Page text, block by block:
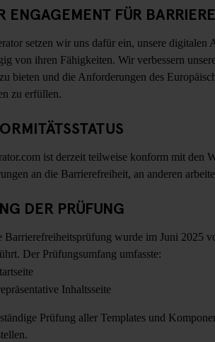
ENGAGEMENT FÜR
setzen wir uns dafür ein, unsere
von ihren Fähigkeiten. Wir verbessern
bieten und die Anforderungen des
zu erfüllen.
ist derzeit teilweise konform mit
an die Barrierefreiheit, an anderen
DER PRÜFUNG
Barrierefreiheitsprüfung wurde im Juni 2025
Der Prüfungsumfang umfasste:
Inhaltsseite
Prüfung aller Templates und